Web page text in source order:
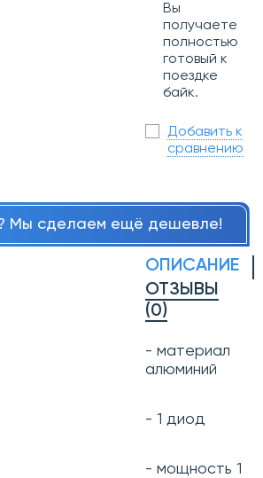
Вы
получаете
полностью
готовый к
поездке
байк.
Добавить к
сравнению
Мы сделаем ещё дешевле!
ОПИСАНИЕ
ОТЗЫВЫ
(0)
- материал
алюминий
- 1 диод
- мощность 1